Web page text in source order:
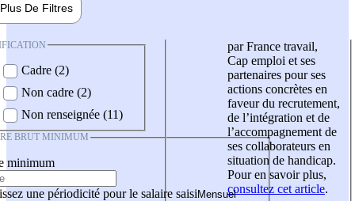
Plus De Filtres
Cadre (2)
Non cadre (2)
Non renseignée (11)
BRUT MINIMUM
minimum
une périodicité pour le salaire saisi
par France travail,
Cap emploi et ses
partenaires pour ses
actions concrètes en
faveur du recrutement,
de l’intégration et de
l’accompagnement de
ses collaborateurs en
situation de handicap.
Pour en savoir plus,
consultez cet article.